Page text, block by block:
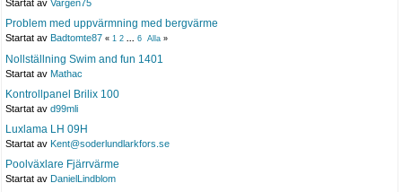
Startat av Vargen75
Problem med uppvärmning med bergvärme
Startat av Badtomte87 « 1 2 ... 6 Alla »
Nollställning Swim and fun 1401
Startat av Mathac
Kontrollpanel Brilix 100
Startat av d99mli
Luxlama LH 09H
Startat av Kent@soderlundlarkfors.se
Poolväxlare Fjärrvärme
Startat av DanielLindblom